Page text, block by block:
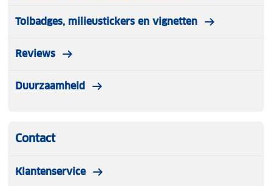
Tolbadges, milieustickers en vignetten
Reviews
Duurzaamheid
Contact
Klantenservice